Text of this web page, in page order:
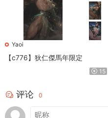
Yaoi
【c776】狄仁傑馬年限定
15
评论 0